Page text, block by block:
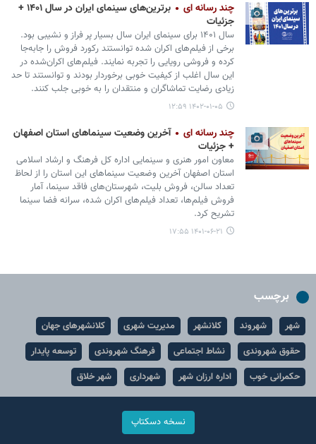
چند رسانه ای
برترین‌های سینمای ایران در سال ۱۴۰۱ +
جزئیات
سال ۱۴۰۱ برای سینمای ایران سال بسیار پر فراز و نشیبی بود.
برخی از فیلم‌های اکران شده توانستند رکورد فروش را جابه‌جا
کرده و فروشی رویایی را تجربه نمایند. فیلم‌های اکران‌شده در
این سال اغلب از کیفیت خوبی برخوردار بودند و توانستند تا حد
زیادی رضایت تماشاگران و منتقدان را به خوبی جلب کنند.
۱۴۰۲-۰۱-۰۵ ۱۲:۵۹
چند رسانه ای
آخرین وضعیت سینماهای استان اصفهان
+ جزئیات
معاون امور هنری و سینمایی اداره کل فرهنگ و ارشاد اسلامی
استان اصفهان آخرین وضعیت سینماهای این استان را از لحاظ
تعداد سالن، فروش بلیت، شهرستان‌های فاقد سینما، آمار
فروش فیلم‌ها، تعداد فیلم‌های اکران شده، سرانه فضا سینما
تشریح کرد.
۱۴۰۱-۰۶-۲۱ ۱۷:۵۵
برچسب
شهر شهروند کلانشهر مدیریت شهری
کلانشهرهای جهان
حقوق شهروندی
نشاط اجتماعی فرهنگ شهروندی
توسعه پایدار
حکمرانی خوب
اداره ارزان شهر شهرداری شهر خلاق
نسخه دسکتاپ